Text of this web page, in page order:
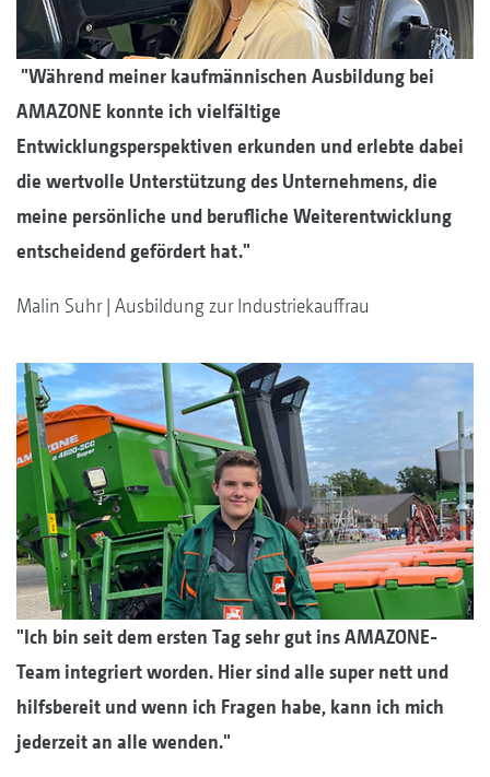
"Während meiner kaufmännischen Ausbildung bei
AMAZONE konnte ich vielfältige
Entwicklungsperspektiven erkunden und erlebte dabei
die wertvolle Unterstützung des Unternehmens, die
meine persönliche und berufliche Weiterentwicklung
entscheidend gefördert hat."
Malin Suhr | Ausbildung zur Industriekauffrau
"Ich bin seit dem ersten Tag sehr gut ins AMAZONE-
Team integriert worden. Hier sind alle super nett und
hilfsbereit und wenn ich Fragen habe, kann ich mich
jederzeit an alle wenden."